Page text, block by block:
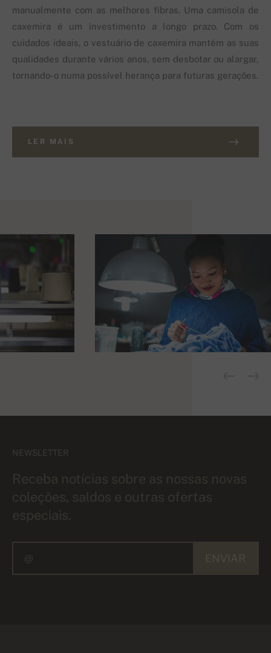
manualmente com as melhores fibras. Uma camisola de
caxemira é um investimento a longo prazo. Com os
cuidados ideais, o vestuário de caxemira mantém as suas
qualidades durante vários anos, sem desbotar ou alargar,
tornando-o numa possível herança para futuras gerações.
LER MAIS
NEWSLETTER
Receba notícias sobre as nossas novas
coleções, saldos e outras ofertas
especiais.